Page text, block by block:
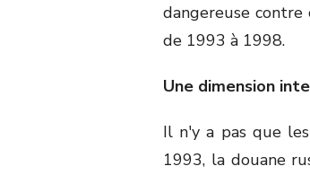
dangereuse
de 1993 à 1998.
Une dimension
Il n'y a pas que
1993, la douane